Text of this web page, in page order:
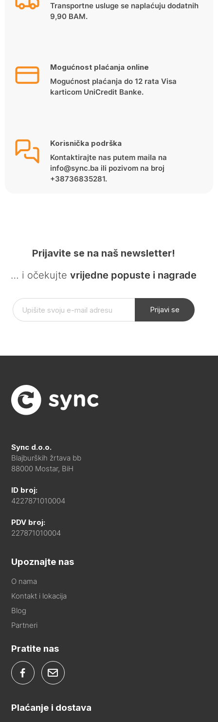
Transportne usluge se naplaćuju dodatnih
9,90 BAM.
Mogućnost plaćanja online
Mogućnost plaćanja do 12 rata Visa
karticom UniCredit Banke.
Korisnička podrška
Kontaktirajte nas putem maila na
info@sync.ba ili pozivom na broj
+38736835281.
Prijavite se na naš newsletter!
… i očekujte vrijedne popuste i nagrade
Prijavi se
Sync d.o.o.
Blajburških žrtava bb
88000 Mostar, BiH
ID broj:
4227871010004
PDV broj:
227871010004
Upoznajte nas
O nama
Kontakt i lokacija
Blog
Partneri
Pratite nas
Plaćanje i dostava